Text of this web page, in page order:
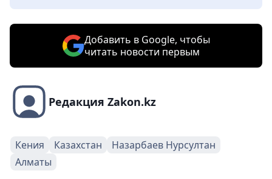
Добавить в Google, чтобы
читать новости первым
Редакция Zakon.kz
Кения Казахстан
Назарбаев Нурсултан
Алматы